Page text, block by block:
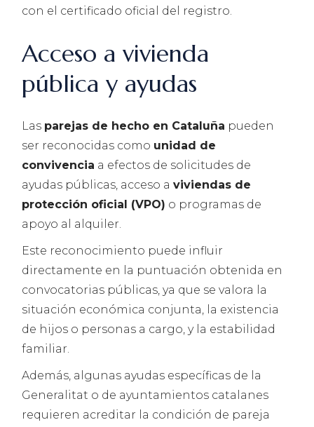
con el certificado oficial del registro.
Acceso a vivienda
pública y ayudas
Las parejas de hecho en Cataluña pueden
ser reconocidas como unidad de
convivencia a efectos de solicitudes de
ayudas públicas, acceso aviviendas de
protección oficial (VPO) o programas de
apoyo al alquiler.
Este reconocimiento puede influir
directamente en la puntuación obtenida en
convocatorias públicas, ya que se valora la
situación económica conjunta, la existencia
de hijos o personas a cargo, y la estabilidad
familiar.
Además, algunas ayudas específicas de la
Generalitat o de ayuntamientos catalanes
requieren acreditar la condición de pareja